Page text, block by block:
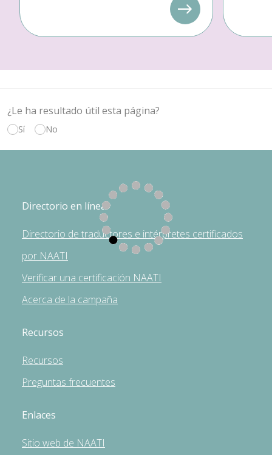
¿Le ha resultado útil esta página?
Sí No
Directorio en línea
Directorio de traductores e intérpretes certificados
por NAATI
Verificar una certificación NAATI
Acerca de la campaña
Recursos
Recursos
Preguntas frecuentes
Enlaces
Sitio web de NAATI